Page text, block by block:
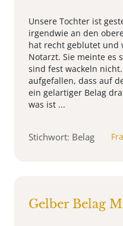
Unsere Tochter ist
irgendwie an den
hat recht geblutet und
Notarzt. Sie meinte es
sind fest wackeln
aufgefallen, dass auf
ein gelartiger Belag
was ist ...
Stichwort: Belag
Gelber Belag